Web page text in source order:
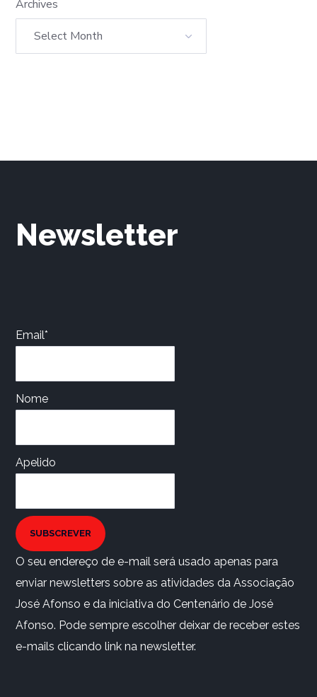
Archives
Newsletter
Email*
Nome
Apelido
SUBSCREVER
O seu endereço de e-mail será usado apenas para
enviar newsletters sobre as atividades da Associação
José Afonso e da iniciativa do Centenário de José
Afonso. Pode sempre escolher deixar de receber estes
e-mails clicando link na newsletter.